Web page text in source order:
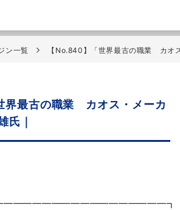
ン一覧 【No.840】「世界最古の職業 カ
界最古の職業 カオス・メーカ
氏｜